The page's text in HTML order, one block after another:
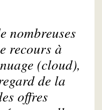
nombreuses
recours à
(cloud),
de la
offres